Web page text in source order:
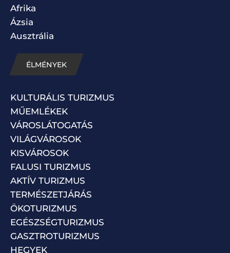
Afrika
Ázsia
Ausztrália
ÉLMÉNYEK
KULTURÁLIS TURIZMUS
MŰEMLÉKEK
VÁROSLÁTOGATÁS
VILÁGVÁROSOK
KISVÁROSOK
FALUSI TURIZMUS
AKTÍV TURIZMUS
TERMÉSZETJÁRÁS
ÖKOTURIZMUS
EGÉSZSÉGTURIZMUS
GASZTROTURIZMUS
HEGYEK